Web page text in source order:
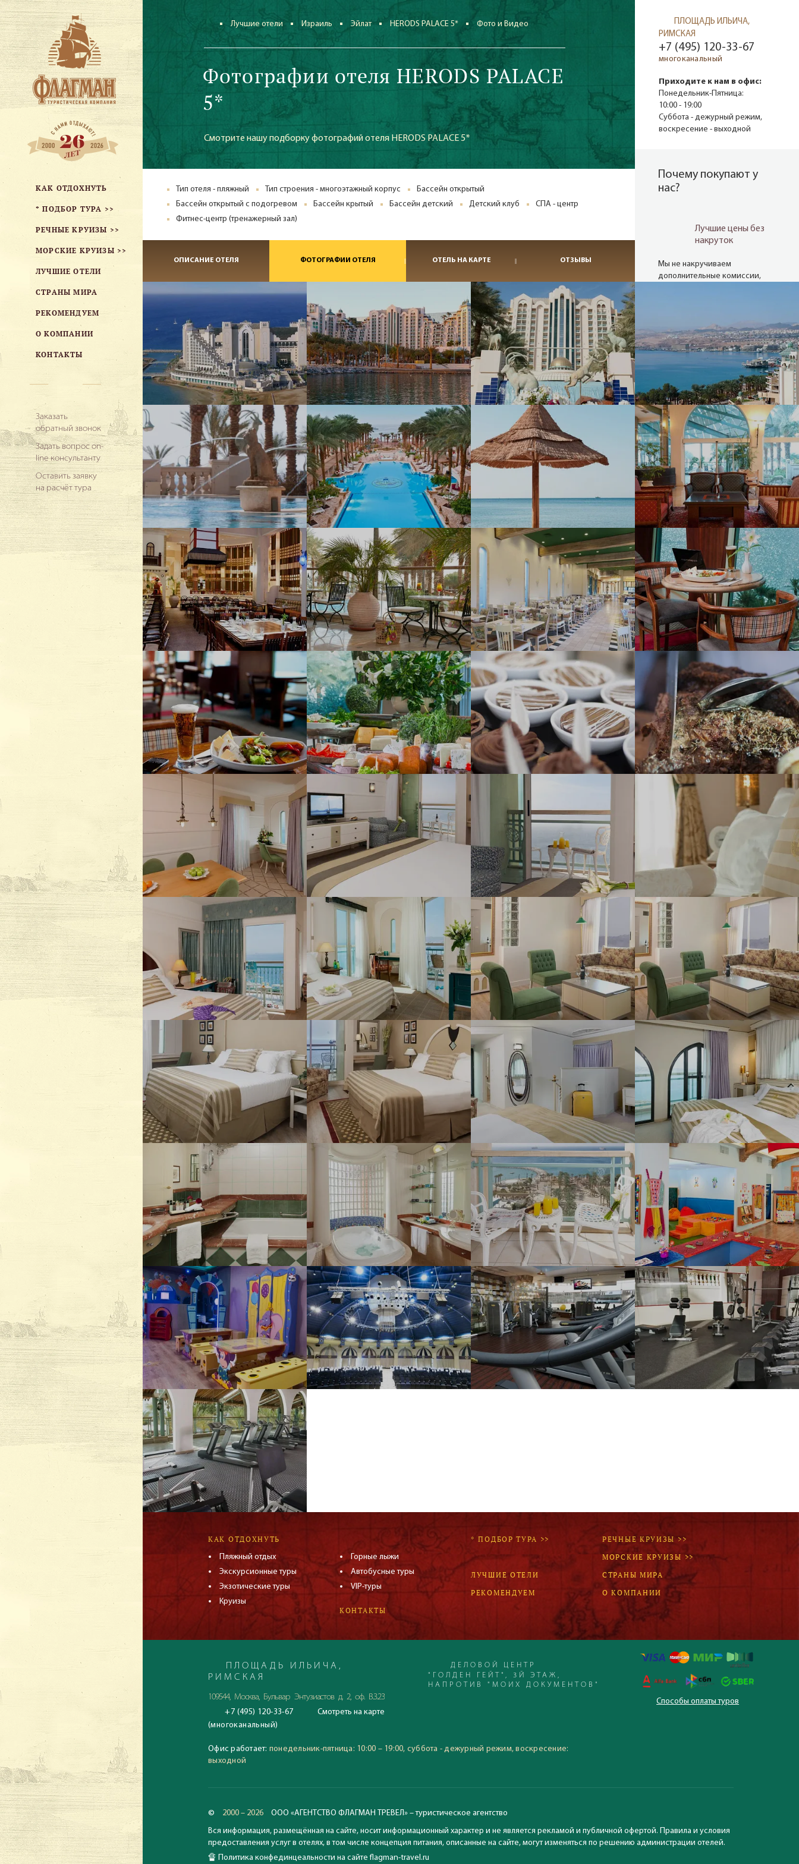
КАК ОТДОХНУТЬ
* ПОДБОР ТУРА >>
РЕЧНЫЕ КРУИЗЫ >>
МОРСКИЕ КРУИЗЫ >>
ЛУЧШИЕ ОТЕЛИ
СТРАНЫ МИРА
РЕКОМЕНДУЕМ
О КОМПАНИИ
КОНТАКТЫ
Заказать
обратный звонок
Задать вопрос on-
line консультанту
Оставить заявку
на расчёт тура
Лучшие отели Израиль Эйлат HERODS PALACE 5* Фото и Видео
Фотографии отеля HERODS PALACE
5*
Смотрите нашу подборку фотографий отеля HERODS PALACE 5*
Тип отеля - пляжный Тип строения - многоэтажный корпус
Бассейн открытый
Бассейн открытый с подогревом
Бассейн крытый Бассейн детский Детский клуб
СПА - центр
Фитнес-центр (тренажерный зал)
ОПИСАНИЕ ОТЕЛЯ ФОТОГРАФИИ ОТЕЛЯ ОТЕЛЬ НА КАРТЕ ОТЗЫВЫ
ПЛОЩАДЬ ИЛЬИЧА,
РИМСКАЯ
+7 (495) 120-33-67
многоканальный
Приходите к нам в офис:
Понедельник-Пятница:
10:00 - 19:00
Суббота - дежурный режим,
воскресение - выходной
Почему покупают у
нас?
Лучшие цены без
накруток
Мы не накручиваем
дополнительные комиссии,
Надежные
туроператоры
В нашей базе 27 сайтов
надёжных операторов (хотя
можем опросить и 80). Мы
снимаем актуальные цены с
сайтов в режиме реального
времени.
Опытные
Наш девиз – «продаём то, что
видели сами». Наши
менеджеры проводят
регулярные инспекции отелей,
посещают семинары и
рекламные туры.
Мы проверяем
цены
Мы не продаём туры он-лайн.
Сначала наш менеджер
убедится в наличии тура по
указанной цене и только после
это связывается с клиентом.
Да! Это не современно, но зато
надёжно!
КАК ОТДОХНУТЬ
Пляжный отдых
Экскурсионные туры
Экзотические туры
Круизы
Горные лыжи
Автобусные туры
VIP-туры
* ПОДБОР ТУРА >>
РЕЧНЫЕ КРУИЗЫ >>
МОРСКИЕ КРУИЗЫ >>
ЛУЧШИЕ ОТЕЛИ
СТРАНЫ МИРА
РЕКОМЕНДУЕМ
О КОМПАНИИ
КОНТАКТЫ
ПЛОЩАДЬ ИЛЬИЧА,
РИМСКАЯ
109544, Москва, Бульвар Энтузиастов д. 2, оф. В.3.23
+7 (495) 120-33-67
(многоканальный)
Смотреть на карте
ДЕЛОВОЙ ЦЕНТР
"ГОЛДЕН ГЕЙТ", 3Й ЭТАЖ,
НАПРОТИВ "МОИХ ДОКУМЕНТОВ"
воскресение: выходной
Офис работает: понедельник-пятница: 10:00 – 19:00, суббота - дежурный режим, воскресение:
выходной
Способы оплаты туров
© 2000 – 2026
ООО «АГЕНТСТВО ФЛАГМАН ТРЕВЕЛ» – туристическое агентство
Вся информация, размещённая на сайте, носит информационный характер и не является рекламой и публичной офертой. Правила и условия
предоставления услуг в отелях, в том числе концепция питания, описанные на сайте, могут изменяться по решению администрации отелей.
🔏 Политика конфединцеальности на сайте flagman-travel.ru